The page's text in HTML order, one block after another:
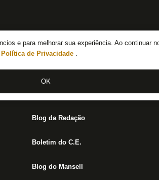
e para melhorar sua experiência. Ao continuar
Política de Privacidade .
OK
Notícias do Botafogo
Fórum
Jogos
Blog da Redação
Boletim do C.E.
Blog do Mansell